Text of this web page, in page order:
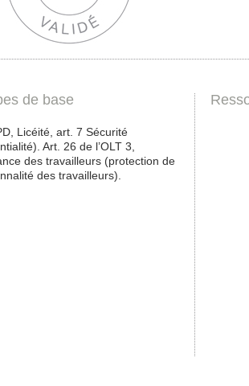
de base
Licéité, art. 7 Sécurité
Art. 26 de l’OLT 3,
des travailleurs (protection de
des travailleurs).